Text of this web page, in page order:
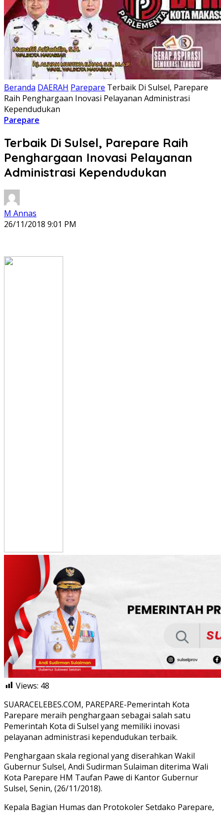
Beranda DAERAH Parepare Terbaik Di Sulsel, Parepare
Raih Penghargaan Inovasi Pelayanan Administrasi
Kependudukan
Parepare
Terbaik Di Sulsel, Parepare Raih
Penghargaan Inovasi Pelayanan
Administrasi Kependudukan
M Annas
26/11/2018 9:01 PM
Views: 48
SUARACELEBES.COM, PAREPARE-Pemerintah Kota
Parepare meraih penghargaan sebagai salah satu
Pemerintah Kota di Sulsel yang memiliki inovasi
pelayanan administrasi kependudukan terbaik.
Penghargaan skala regional yang diserahkan Wakil
Gubernur Sulsel, Andi Sudirman Sulaiman diterima Wali
Kota Parepare HM Taufan Pawe di Kantor Gubernur
Sulsel, Senin, (26/11/2018).
Kepala Bagian Humas dan Protokoler Setdako Parepare,